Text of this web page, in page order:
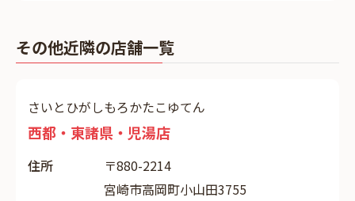
その他近隣の店舗一覧
さいとひがしもろかたこゆてん
西都・東諸県・児湯店
住所
〒880-2214
宮崎市高岡町小山田3755